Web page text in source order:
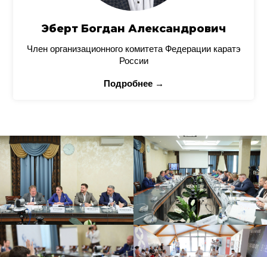
Эберт Богдан Александрович
Член организационного комитета Федерации каратэ
России
Подробнее →